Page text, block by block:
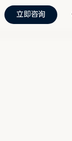
立即咨询